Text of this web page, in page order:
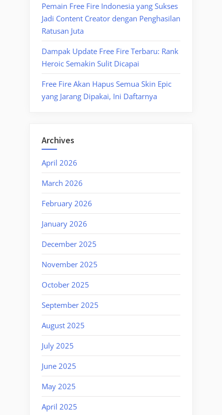
Pemain Free Fire Indonesia yang Sukses
Jadi Content Creator dengan Penghasilan
Ratusan Juta
Dampak Update Free Fire Terbaru: Rank
Heroic Semakin Sulit Dicapai
Free Fire Akan Hapus Semua Skin Epic
yang Jarang Dipakai, Ini Daftarnya
Archives
April 2026
March 2026
February 2026
January 2026
December 2025
November 2025
October 2025
September 2025
August 2025
July 2025
June 2025
May 2025
April 2025